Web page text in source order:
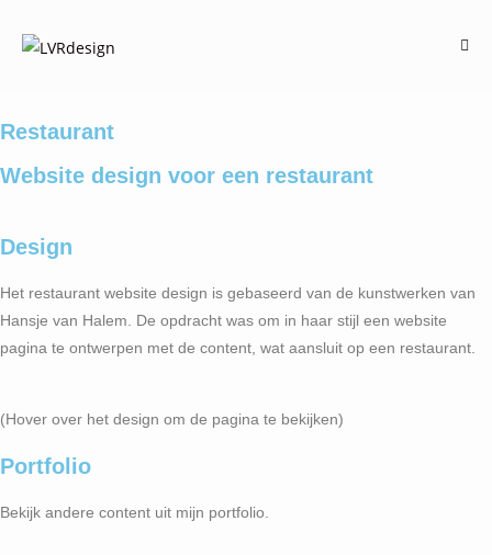
Restaurant
Website design voor een restaurant
Design
Het restaurant website design is gebaseerd van de kunstwerken van
Hansje van Halem. De opdracht was om in haar stijl een website
pagina te ontwerpen met de content, wat aansluit op een restaurant.
(Hover over het design om de pagina te bekijken)
Portfolio
Bekijk andere content uit mijn portfolio.